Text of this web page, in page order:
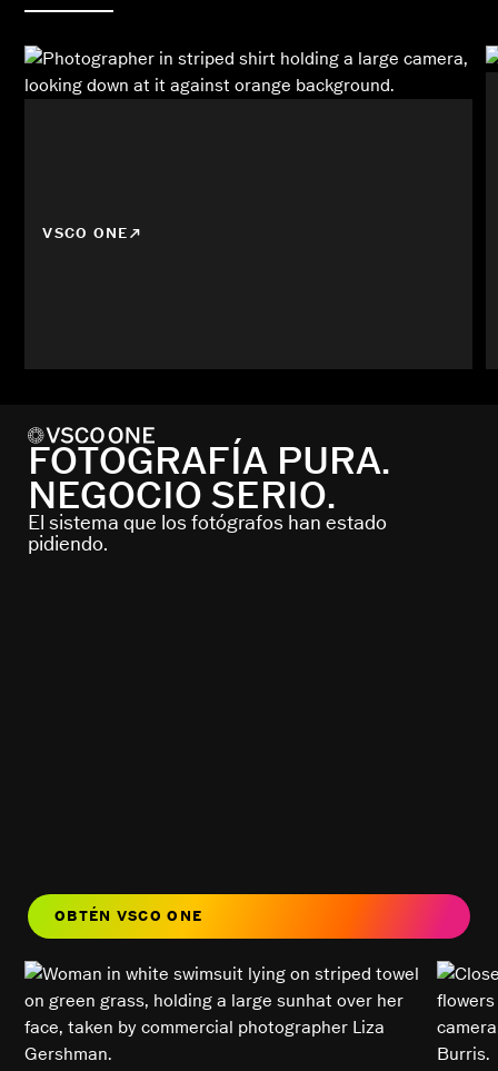
VSCO ONE
FOTOGRAFÍA PURA.
NEGOCIO SERIO.
El sistema que los fotógrafos han estado
pidiendo.
OBTÉN VSCO ONE